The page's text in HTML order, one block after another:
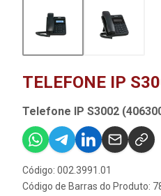
TELEFONE IP
Telefone IP S3002
Código: 002.3991.01
Código de Barras do Produto: